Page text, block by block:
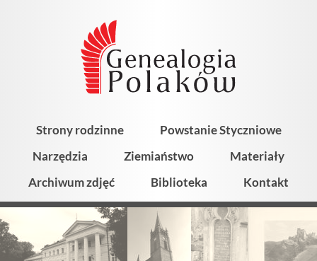
Strony rodzinne
Powstanie Styczniowe
Narzędzia
Ziemiaństwo
Materiały
Archiwum zdjęć
Biblioteka Kontakt